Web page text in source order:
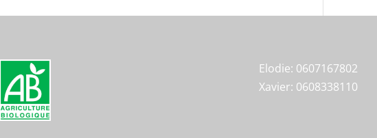
Elodie: 0607167802
Xavier: 0608338110